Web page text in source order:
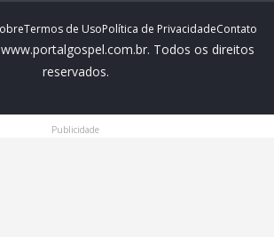
Termos de UsoPolítica de PrivacidadeContato
Todos os direitos
reservados.
Publicidade